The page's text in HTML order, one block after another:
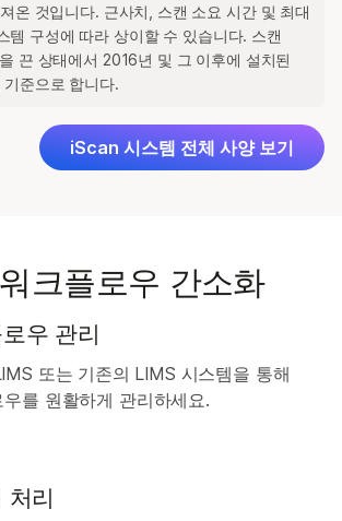
온 것입니다. 근사치, 스캔 소요 시간 및 최대
템 구성에 따라 상이할 수 있습니다. 스캔
끈 상태에서 2016년 및 그 이후에 설치된
준으로 합니다.
iScan 시스템 전체 사양 보기
크플로우 간소화
우 관리
또는 기존의 LIMS 시스템을 통해
우를 원활하게 관리하세요.
처리